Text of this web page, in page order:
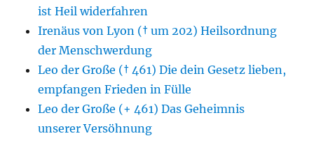
ist Heil widerfahren
Irenäus von Lyon († um 202) Heilsordnung
der Menschwerdung
Leo der Große († 461) Die dein Gesetz lieben,
empfangen Frieden in Fülle
Leo der Große (+ 461) Das Geheimnis
unserer Versöhnung